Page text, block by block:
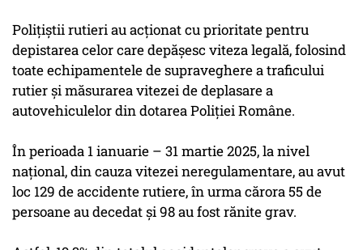
Polițiștii rutieri au acționat cu prioritate pentru
depistarea celor care depășesc viteza legală, folosind
toate echipamentele de supraveghere a traficului
rutier și măsurarea vitezei de deplasare a
autovehiculelor din dotarea Poliției Române.
În perioada 1 ianuarie – 31 martie 2025, la nivel
național, din cauza vitezei neregulamentare, au avut
loc 129 de accidente rutiere, în urma cărora 55 de
persoane au decedat și 98 au fost rănite grav.